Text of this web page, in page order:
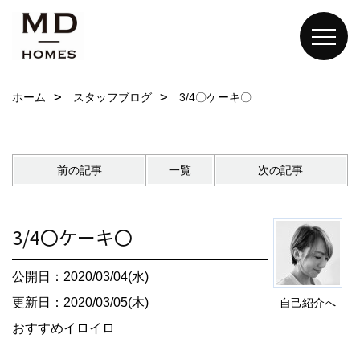
ホーム スタッフブログ 3/4〇ケーキ〇
前の記事 一覧 次の記事
自己紹介へ
3/4〇ケーキ〇
公開日：2020/03/04(水)
更新日：2020/03/05(木)
おすすめイロイロ